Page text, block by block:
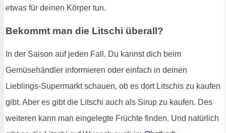
etwas für deinen Körper tun.
Bekommt man die Litschi überall?
In der Saison auf jeden Fall. Du kannst dich beim
Gemüsehändler informieren oder einfach in deinen
Lieblings-Supermarkt schauen, ob es dort Litschis zu kaufen
gibt. Aber es gibt die Litschi auch als Sirup zu kaufen. Des
weiteren kann man eingelegte Früchte finden. Und natürlich